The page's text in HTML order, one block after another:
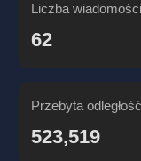
Liczba
62
Przebyta odległość
523,519